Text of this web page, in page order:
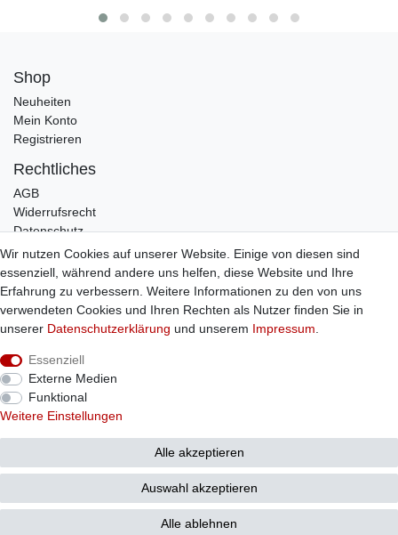
Shop
Neuheiten
Mein Konto
Registrieren
Rechtliches
AGB
Widerrufsrecht
Datenschutz
Impressum
Infos
Zahlung / Versand
Individuelle Anfertigung
Bestellung widerrufen
Wir nutzen Cookies auf unserer Website. Einige von diesen sind
essenziell, während andere uns helfen, diese Website und Ihre
Erfahrung zu verbessern. Weitere Informationen zu den von uns
verwendeten Cookies und Ihren Rechten als Nutzer finden Sie in
unserer Daten­schutz­erklärung und unserem Impressum
Essenziell
Externe Medien
Funktional
Weitere Einstellungen
Alle akzeptieren
Auswahl akzeptieren
Alle ablehnen
© Copyright 2026 Sticker Shop Strerath